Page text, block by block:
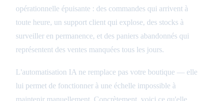
opérationnelle épuisante : des commandes qui arrivent à
toute heure, un support client qui explose, des stocks à
surveiller en permanence, et des paniers abandonnés qui
représentent des ventes manquées tous les jours.
L'automatisation IA ne remplace pas votre boutique — elle
lui permet de fonctionner à une échelle impossible à
maintenir manuellement. Concrètement, voici ce qu'elle